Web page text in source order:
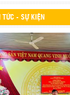
TỨC - SỰ KIỆN